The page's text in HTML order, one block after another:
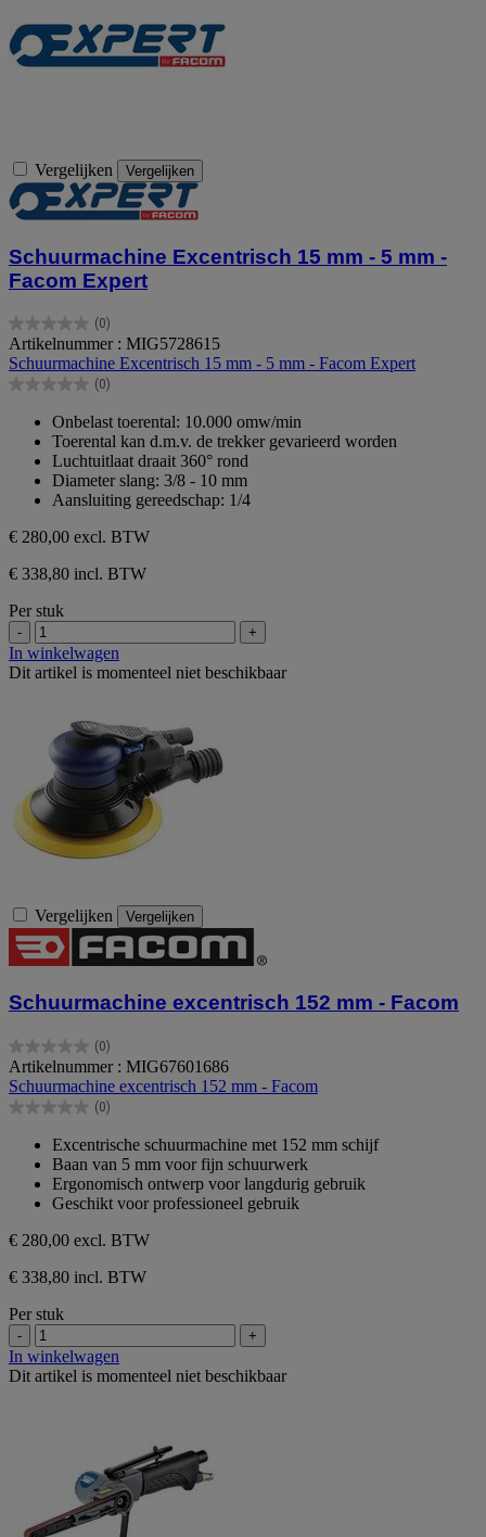
Vergelijken Vergelijken
Schuurmachine Excentrisch 15 mm - 5 mm -
Facom Expert
(0)
0.0
van
de
5
Artikelnummer : MIG5728615
Schuurmachine Excentrisch 15 mm - 5 mm - Facom Expert
(0)
0.0
sterren.
Onbelast toerental: 10.000 omw/min
Toerental kan d.m.v. de trekker gevarieerd worden
Luchtuitlaat draait 360° rond
Diameter slang: 3/8 - 10 mm
Aansluiting gereedschap: 1/4
€ 280,00 excl. BTW
€ 338,80 incl. BTW
Per stuk
- +
In winkelwagen
Dit artikel is momenteel niet beschikbaar
Vergelijken Vergelijken
Schuurmachine excentrisch 152 mm - Facom
(0)
0.0
van
de
5
Artikelnummer : MIG67601686
Schuurmachine excentrisch 152 mm - Facom
(0)
0.0
sterren.
Excentrische schuurmachine met 152 mm schijf
Baan van 5 mm voor fijn schuurwerk
Ergonomisch ontwerp voor langdurig gebruik
Geschikt voor professioneel gebruik
€ 280,00 excl. BTW
€ 338,80 incl. BTW
Per stuk
- +
In winkelwagen
Dit artikel is momenteel niet beschikbaar